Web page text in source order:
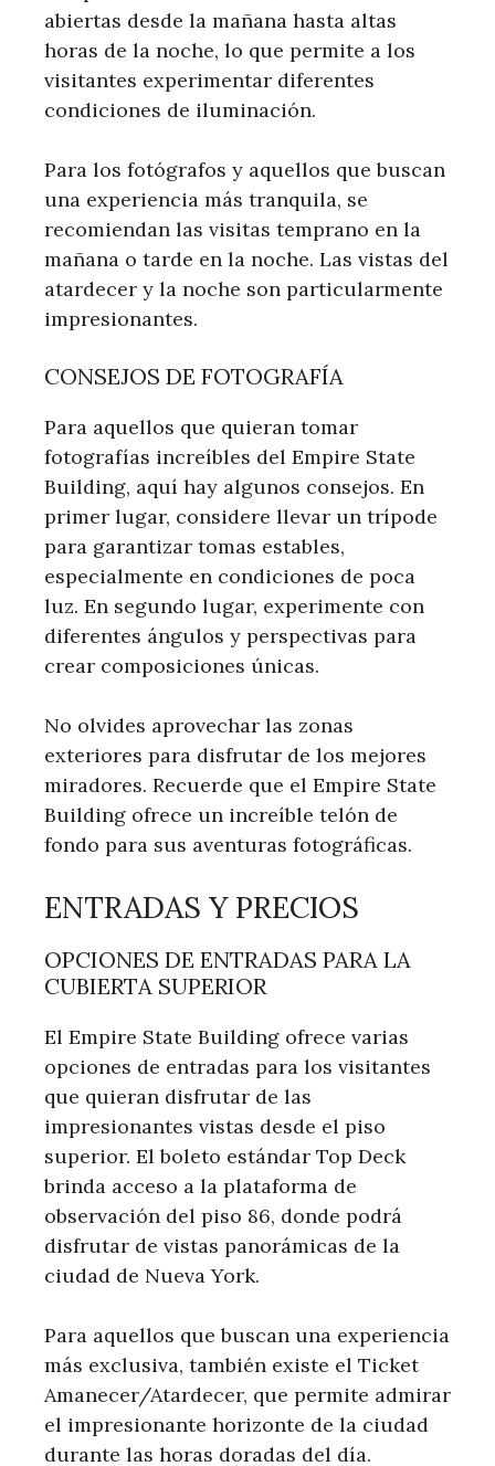
abiertas desde la mañana hasta altas
horas de la noche, lo que permite a los
visitantes experimentar diferentes
condiciones de iluminación.
Para los fotógrafos y aquellos que buscan
una experiencia más tranquila, se
recomiendan las visitas temprano en la
mañana o tarde en la noche. Las vistas del
atardecer y la noche son particularmente
impresionantes.
CONSEJOS DE FOTOGRAFÍA
Para aquellos que quieran tomar
fotografías increíbles del Empire State
Building, aquí hay algunos consejos. En
primer lugar, considere llevar un trípode
para garantizar tomas estables,
especialmente en condiciones de poca
luz. En segundo lugar, experimente con
diferentes ángulos y perspectivas para
crear composiciones únicas.
No olvides aprovechar las zonas
exteriores para disfrutar de los mejores
miradores. Recuerde que el Empire State
Building ofrece un increíble telón de
fondo para sus aventuras fotográficas.
ENTRADAS Y PRECIOS
OPCIONES DE ENTRADAS PARA LA
CUBIERTA SUPERIOR
El Empire State Building ofrece varias
opciones de entradas para los visitantes
que quieran disfrutar de las
impresionantes vistas desde el piso
superior. El boleto estándar Top Deck
brinda acceso a la plataforma de
observación del piso 86, donde podrá
disfrutar de vistas panorámicas de la
ciudad de Nueva York.
Para aquellos que buscan una experiencia
más exclusiva, también existe el Ticket
Amanecer/Atardecer, que permite admirar
el impresionante horizonte de la ciudad
durante las horas doradas del día.